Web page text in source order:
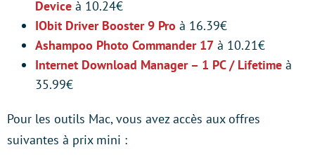
Device à 10.24€
IObit Driver Booster 9 Pro à 16.39€
Ashampoo Photo Commander 17 à 10.21€
Internet Download Manager – 1 PC / Lifetime à
35.99€
Pour les outils Mac, vous avez accès aux offres
suivantes à prix mini :